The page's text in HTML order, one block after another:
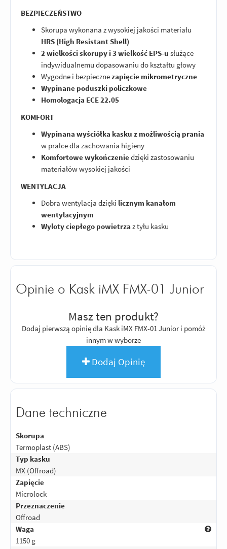
BEZPIECZEŃSTWO
Skorupa wykonana z wysokiej jakości materiału
HRS (High Resistant Shell)
2 wielkości skorupy i 3 wielkość EPS-u służące
indywidualnemu dopasowaniu do kształtu głowy
Wygodne i bezpiecznezapięcie mikrometryczne
Wypinane poduszki policzkowe
Homologacja ECE 22.05
KOMFORT
Wypinana wyściółka kasku z możliwością prania
w pralce dla zachowania higieny
Komfortowe wykończeniedzięki zastosowaniu
materiałów wysokiej jakości
WENTYLACJA
Dobra wentylacja dzięki licznym kanałom
wentylacyjnym
Wyloty ciepłego powietrza z tyłu kasku
Opinie o Kask iMX FMX-01 Junior
Masz ten produkt?
Dodaj pierwszą opinię dla Kask iMX FMX-01 Junior i pomóż
innym w wyborze
Dodaj Opinię
Dane techniczne
Skorupa
Termoplast (ABS)
Typ kasku
MX (Offroad)
Zapięcie
Microlock
Przeznaczenie
Offroad
Waga
1150 g